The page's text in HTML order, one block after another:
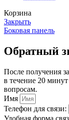
Корзина
Закрыть
Боковая панель
Обратный
После получения
в течение 20
вопросам.
Имя
Телефон для связи:
Удобная форма